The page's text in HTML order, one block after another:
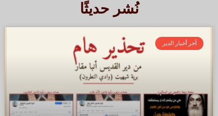
نُشر حديثًا
آخر أخبار الدير